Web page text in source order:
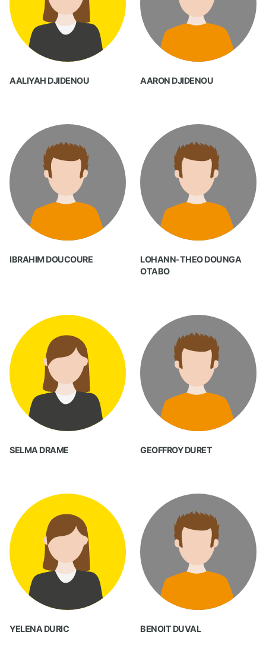
AALIYAH DJIDENOU AARON DJIDENOU
IBRAHIM DOUCOURE
LOHANN-THEO DOUNGA
OTABO
SELMA DRAME GEOFFROY DURET
YELENA DURIC BENOIT DUVAL